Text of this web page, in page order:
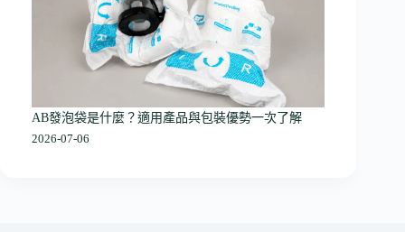
AB發泡袋是什麼？適用產品與包裝優勢一次了解
2026-07-06